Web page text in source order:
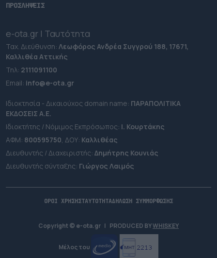
ΠΡΟΣΛΗΨΕΙΣ
e-ota.gr | Ταυτότητα
Ταχ. Διεύθυνση: Λεωφόρος Ανδρέα Συγγρού 188, 17671,
Καλλιθέα Αττικής
Τηλ: 2111091100
Εmail: info@e-ota.gr
Ιδιοκτησία - Δικαιούχος domain name: ΠΑΡΑΠΟΛΙΤΙΚΑ
ΕΚΔΟΣΕΙΣ A.E.
Ιδιοκτήτης / Νόμιμος Εκπρόσωπος: Ι. Κουρτάκης
ΑΦΜ: 800595750, ΔΟΥ: Καλλιθέας
Διευθυντής / Διαχειριστής: Δημήτρης Κουνιάς
Διευθυντής σύνταξης: Γιώργος Λαιμός
ΟΡΟΙ ΧΡΗΣΗΣΤΑΥΤΟΤΗΤΑΔΗΛΩΣΗ ΣΥΜΜΟΡΦΩΣΗΣ
Copyright © e-ota.gr | PRODUCED BYWHISKEY
Μέλος του